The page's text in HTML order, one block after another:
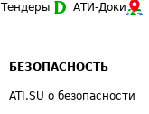
Тендеры АТИ-Доки
БЕЗОПАСНОСТЬ
ATI.SU о безопасности